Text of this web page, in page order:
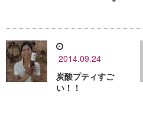
2014.09.24
炭酸プティすご
い！！